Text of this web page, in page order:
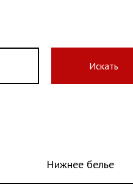
Искать
Нижнее белье